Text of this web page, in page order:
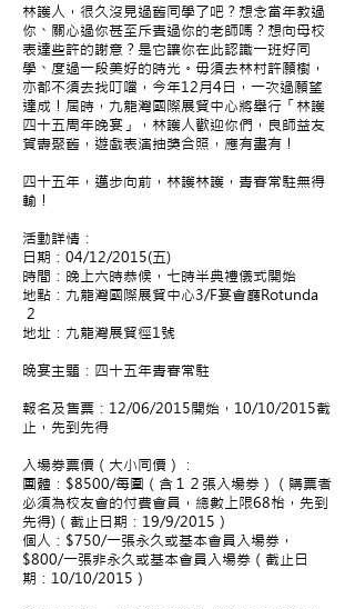
林護人，很久沒見過舊同學了吧？想念當年教過
你、關心過你甚至斥責過你的老師嗎？想向母校
表達些許的謝意？是它讓你在此認識一班好同
學、度過一段美好的時光。毋須去林村許願樹，
亦都不須去找叮噹，今年12月4日，一次過願望
達成！屆時，九龍灣國際展貿中心將舉行「林護
四十五周年晚宴」，林護人歡迎你們，良師益友
賀壽聚舊，遊戲表演抽獎合照，應有盡有！
四十五年，邁步向前，林護林護，青春常駐無得
輸！
活動詳情：
日期：04/12/2015(五)
時間：晚上六時恭候，七時半典禮儀式開始
地點：九龍灣國際展貿中心3/F宴會廳Rotunda
2
地址：九龍灣展貿徑1號
晩宴主題：四十五年青春常駐
報名及售票：12/06/2015開始，10/10/2015截
止，先到先得
入場券票價（大小同價）：
團體：$8500/每圍（含１２張入場券）（購票者
必須為校友會的付費會員，總數上限68枱，先到
先得)（截止日期：19/9/2015）
個人：$750/一張永久或基本會員入場券，
$800/一張非永久或基本會員入場券（截止日
期：10/10/2015）